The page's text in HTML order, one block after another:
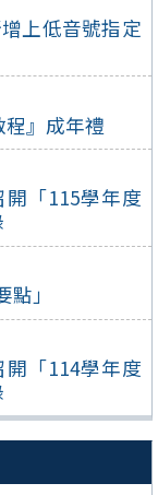
上低音號指定
』成年禮
「115學年度
」
「114學年度